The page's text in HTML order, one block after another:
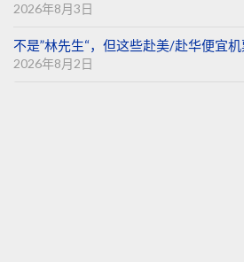
2026年8月3日
不是”林先生“，但这些赴美/赴华便宜
2026年8月2日